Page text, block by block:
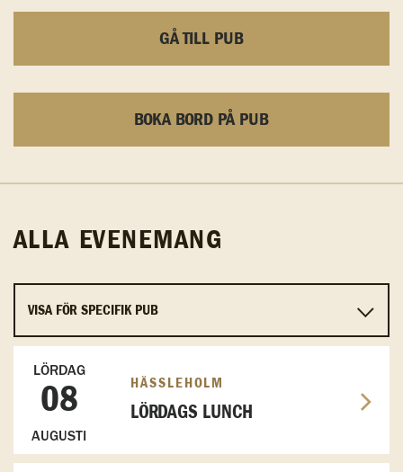
GÅ TILL PUB
BOKA BORD PÅ PUB
ALLA EVENEMANG
LÖRDAG
08
AUGUSTI
HÄSSLEHOLM
LÖRDAGS LUNCH